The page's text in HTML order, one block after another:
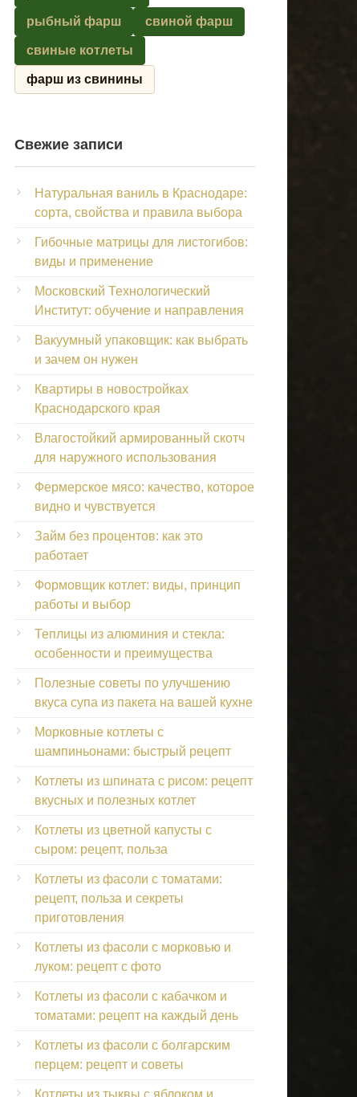
рыбный фарш свиной фарш
свиные котлеты
фарш из свинины
Свежие записи
Натуральная ваниль в Краснодаре:
сорта, свойства и правила выбора
Гибочные матрицы для листогибов:
виды и применение
Московский Технологический
Институт: обучение и направления
Вакуумный упаковщик: как выбрать
и зачем он нужен
Квартиры в новостройках
Краснодарского края
Влагостойкий армированный скотч
для наружного использования
Фермерское мясо: качество, которое
видно и чувствуется
Займ без процентов: как это
работает
Формовщик котлет: виды, принцип
работы и выбор
Теплицы из алюминия и стекла:
особенности и преимущества
Полезные советы по улучшению
вкуса супа из пакета на вашей кухне
Морковные котлеты с
шампиньонами: быстрый рецепт
Котлеты из шпината с рисом: рецепт
вкусных и полезных котлет
Котлеты из цветной капусты с
сыром: рецепт, польза
Котлеты из фасоли с томатами:
рецепт, польза и секреты
приготовления
Котлеты из фасоли с морковью и
луком: рецепт с фото
Котлеты из фасоли с кабачком и
томатами: рецепт на каждый день
Котлеты из фасоли с болгарским
перцем: рецепт и советы
Котлеты из тыквы с яблоком и